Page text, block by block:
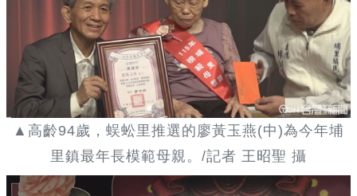
▲高齡94歲，蜈蚣里推選的廖黃玉燕(中)為今年埔
里鎮最年長模範母親。/記者 王昭聖 攝